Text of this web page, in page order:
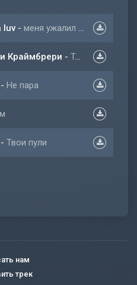
luv - меня ужалил Вайпер прямо в печень
Краймбрери - Ты не моя пара
- Не пара
- Твои пули
нам
трек